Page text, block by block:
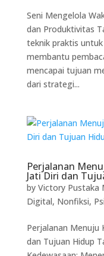
Seni Mengelola
dan Produktivitas
teknik praktis
membantu
mencapai tujuan
dari strategi...
Perjalanan
Jati Diri dan
by Victory Pustaka
Digital, Nonfiksi,
Perjalanan Menuju
dan Tujuan Hidup